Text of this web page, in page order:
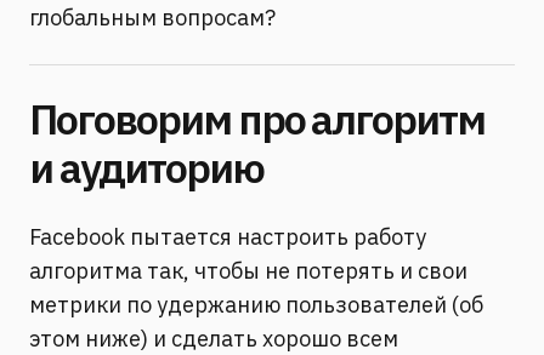
глобальным вопросам?
Поговорим про алгоритм
и аудиторию
Facebook пытается настроить работу
алгоритма так, чтобы не потерять и свои
метрики по удержанию пользователей (об
этом ниже) и сделать хорошо всем